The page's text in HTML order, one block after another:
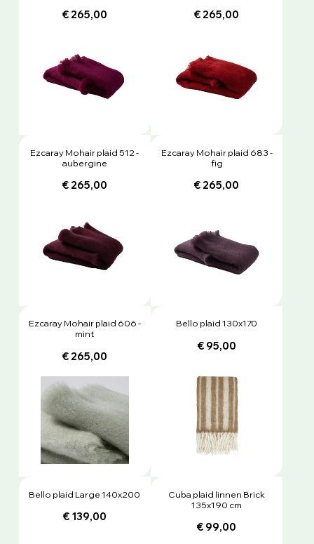
€ 265,00 € 265,00
Ezcaray Mohair plaid 512 -
aubergine
€ 265,00
Ezcaray Mohair plaid 683 -
fig
€ 265,00
Ezcaray Mohair plaid 606 -
mint
€ 265,00
Bello plaid 130x170
€ 95,00
Bello plaid Large 140x200
€ 139,00
Cuba plaid linnen Brick
135x190 cm
€ 99,00